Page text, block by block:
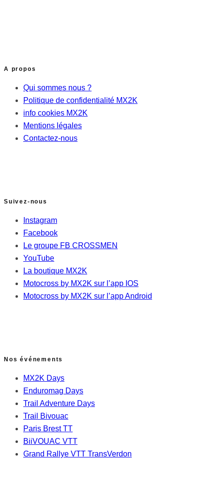
A propos
Qui sommes nous ?
Politique de confidentialité MX2K
info cookies MX2K
Mentions légales
Contactez-nous
Suivez-nous
Instagram
Facebook
Le groupe FB CROSSMEN
YouTube
La boutique MX2K
Motocross by MX2K sur l’app IOS
Motocross by MX2K sur l’app Android
Nos événements
MX2K Days
Enduromag Days
Trail Adventure Days
Trail Bivouac
Paris Brest TT
BiiVOUAC VTT
Grand Rallye VTT TransVerdon